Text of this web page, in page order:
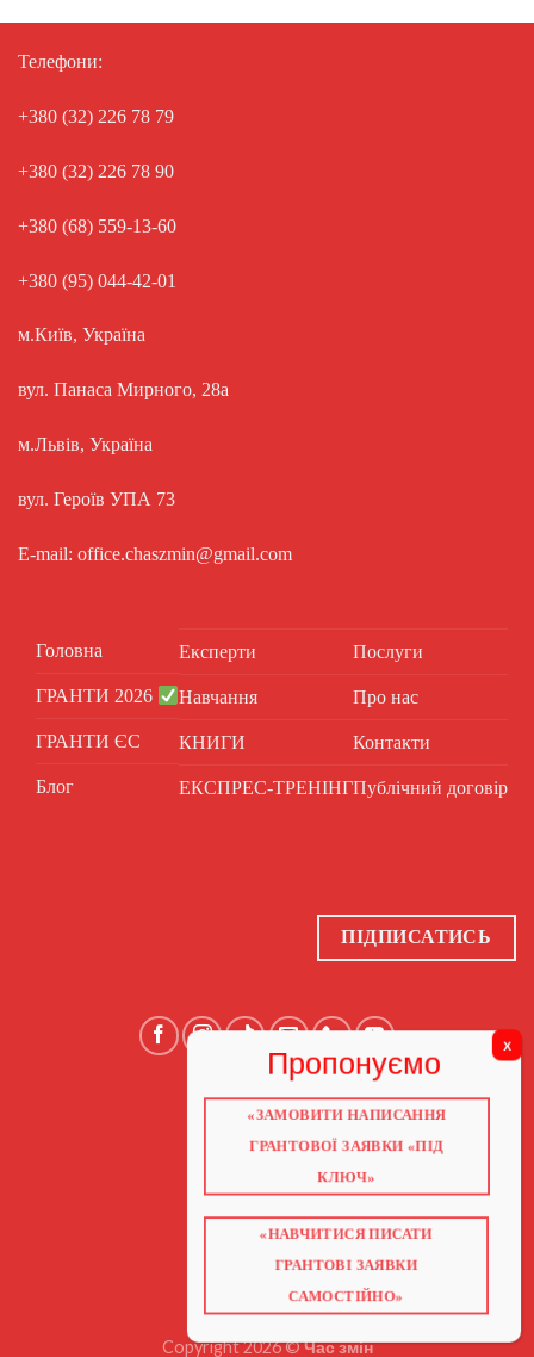
Телефони:
+380 (32) 226 78 79
+380 (32) 226 78 90
+380 (68) 559-13-60
+380 (95) 044-42-01
м.Київ, Україна
вул. Панаса Мирного, 28а
м.Львів, Україна
вул. Героїв УПА 73
E-mail: office.chaszmin@gmail.com
Головна
ГРАНТИ 2026
ГРАНТИ ЄС
Блог
Експерти
Навчання
КНИГИ
ЕКСПРЕС-ТРЕНІНГ
Послуги
Про нас
Контакти
Публічний договір
ПІДПИСАТИСЬ
ГОЛОВНА
ПРО НАС
ГРАНТИ 2026
НАВЧАННЯ
КНИГИ
ВІДЕО ПРО ГРАНТИ
Copyright 2026 ©Час змін
«ЗАМОВИТИ НАПИСАННЯ
ГРАНТОВОЇ ЗАЯВКИ «ПІД
КЛЮЧ»
«НАВЧИТИСЯ ПИСАТИ
ГРАНТОВІ ЗАЯВКИ
САМОСТІЙНО»